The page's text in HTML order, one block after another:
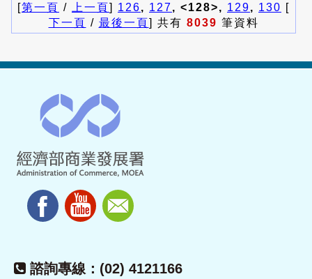
[第一頁 / 上一頁] 126, 127, <128>, 129, 130 [
下一頁 / 最後一頁] 共有 8039 筆資料
諮詢專線：(02) 4121166